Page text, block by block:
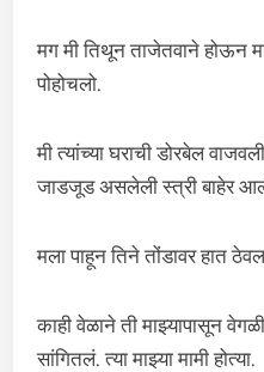
मग मी तिथून ताजेतवाने होऊन
पोहोचलो.
मी त्यांच्या घराची डोरबेल
जाडजूड असलेली स्त्री बाहेर
मला पाहून तिने तोंडावर हात
काही वेळाने ती माझ्यापासून
सांगितलं. त्या माझ्या मामी होत्या.